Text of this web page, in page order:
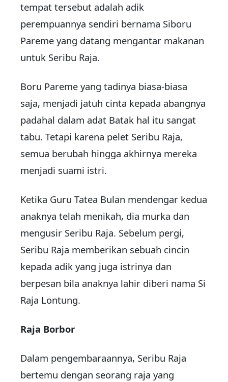
tempat tersebut adalah adik
perempuannya sendiri bernama Siboru
Pareme yang datang mengantar makanan
untuk Seribu Raja.
Boru Pareme yang tadinya biasa-biasa
saja, menjadi jatuh cinta kepada abangnya
padahal dalam adat Batak hal itu sangat
tabu. Tetapi karena pelet Seribu Raja,
semua berubah hingga akhirnya mereka
menjadi suami istri.
Ketika Guru Tatea Bulan mendengar kedua
anaknya telah menikah, dia murka dan
mengusir Seribu Raja. Sebelum pergi,
Seribu Raja memberikan sebuah cincin
kepada adik yang juga istrinya dan
berpesan bila anaknya lahir diberi nama Si
Raja Lontung.
Raja Borbor
Dalam pengembaraannya, Seribu Raja
bertemu dengan seorang raja yang